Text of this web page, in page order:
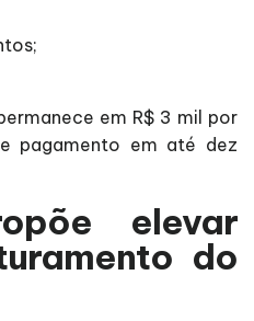
em R$ 3 mil por
pagamento em até dez
elevar
do